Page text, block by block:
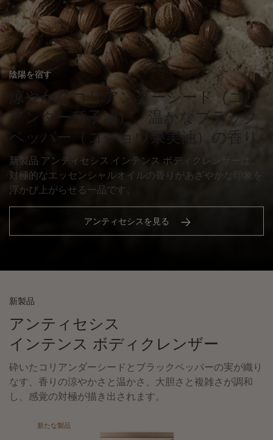
陰陽を宿す
涼やかなコリアンダーシード（コリ
アンダー種子油）、温かなブラック
ペッパー（コショウ果実油）の香り
新製品 アンティセシス インテンス ボディクレンザーは、
対極的なエッセンシャルオイルの香りがあざやかな印象を
浮かび上がらせる一品です。
アンティセシスを見る
新製品
アンティセシス
インテンス ボディクレンザー
砕いたコリアンダーシードとブラックペッパーの実が織り
なす、香りの涼やかさと温かさ、大胆さと複雑さが調和
し、感覚の対極が描き出されます。
新たな製品